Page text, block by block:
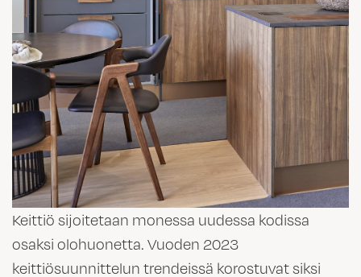
Keittiö sijoitetaan monessa uudessa kodissa
osaksi olohuonetta. Vuoden 2023
keittiösuunnittelun trendeissä korostuvat siksi